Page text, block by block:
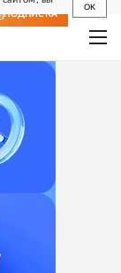
OK
ПОДПИСКА